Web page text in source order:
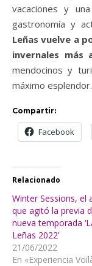
vacaciones y
gastronomía y
Leñas vuelve a
invernales más
mendocinos y
máximo esplendor.
Compartir:
Facebook
Relacionado
Winter Sessions, el
que agitó la previa
nueva temporada
Leñas 2022’
21/06/2022
En «Experiencia